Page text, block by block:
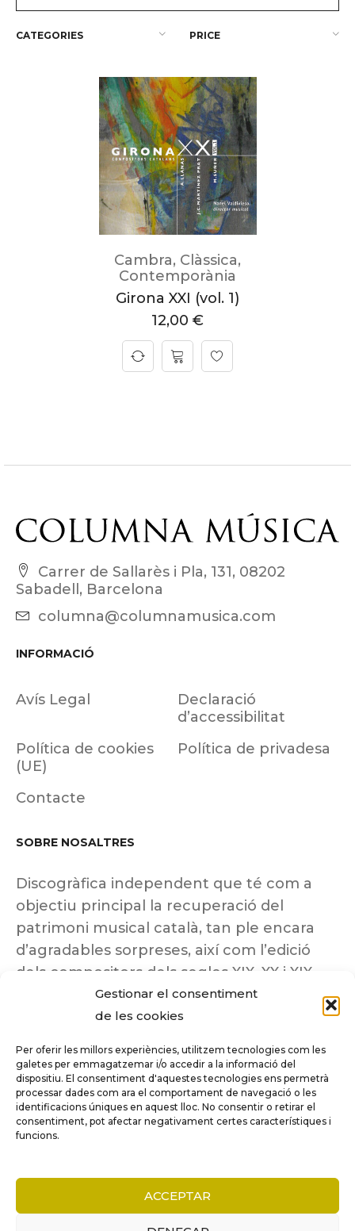
Gestionar el consentiment
de les cookies
Per oferir les millors experiències, utilitzem tecnologies com les
galetes per emmagatzemar i/o accedir a la informació del
dispositiu. El consentiment d'aquestes tecnologies ens permetrà
processar dades com ara el comportament de navegació o les
identificacions úniques en aquest lloc. No consentir o retirar el
consentiment, pot afectar negativament certes característiques i
funcions.
ACCEPTAR
CATEGORIES PRICE
Cambra, Clàssica,
Contemporània
Girona XXI (vol. 1)
12,00 €
Carrer de Sallarès i Pla, 131, 08202
Sabadell, Barcelona
columna@columnamusica.com
INFORMACIÓ
Avís Legal
Declaració
d’accessibilitat
Política de cookies
(UE)
Política de privadesa
Contacte
SOBRE NOSALTRES
Discogràfica independent que té com a
objectiu principal la recuperació del
patrimoni musical català, tan ple encara
d’agradables sorpreses, així com l’edició
dels compositors dels segles XIX, XX i XIX
insuficientment coneguts.
Tots els drets reservats a ©Columna
Música.
COMPARE (0)